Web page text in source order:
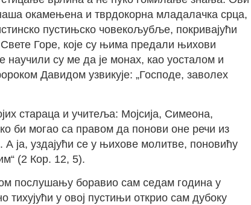
окамењена и тврдокорна младалачка срца,
пустињско човекољубље, покривајући
Горе, које су њима предали њихови
научили су ме да је монах, као уосталом и
Давидом узвикује: „Господе, заволех
стараца и учитеља: Мојсија, Симеона,
би могао са правом да понови оне речи из
А ја, уздајући се у њихове молитве, поновићу
(2 Кор. 12, 5).
послушању боравио сам седам година у
у овој пустињи открио сам дубоку